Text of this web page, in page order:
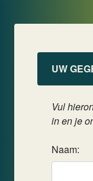
UW
Vul
in en je
Naam: